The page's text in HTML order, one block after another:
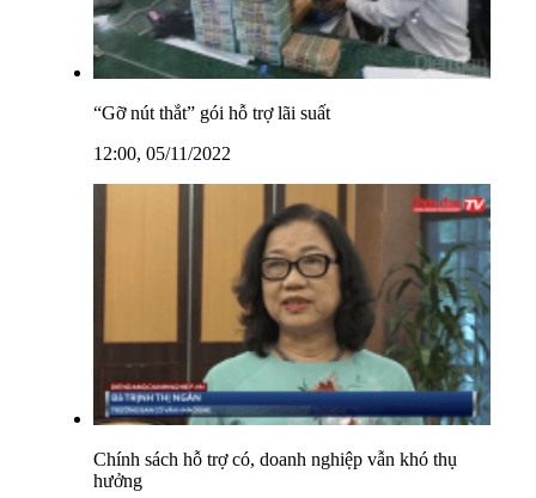
“Gỡ nút thắt” gói hỗ trợ lãi suất
12:00, 05/11/2022
Chính sách hỗ trợ có, doanh nghiệp vẫn khó thụ
hưởng